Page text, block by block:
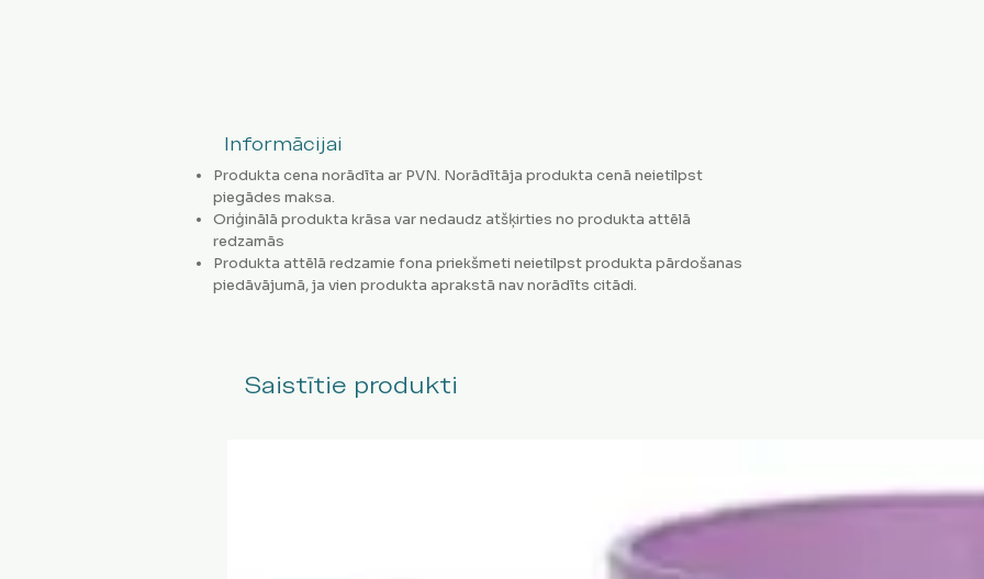
Informācijai
Produkta cena norādīta ar PVN. Norādītāja produkta cenā neietilpst
piegādes maksa.
Oriģinālā produkta krāsa var nedaudz atšķirties no produkta attēlā
redzamās
Produkta attēlā redzamie fona priekšmeti neietilpst produkta pārdošanas
piedāvājumā, ja vien produkta aprakstā nav norādīts citādi.
Saistītie produkti